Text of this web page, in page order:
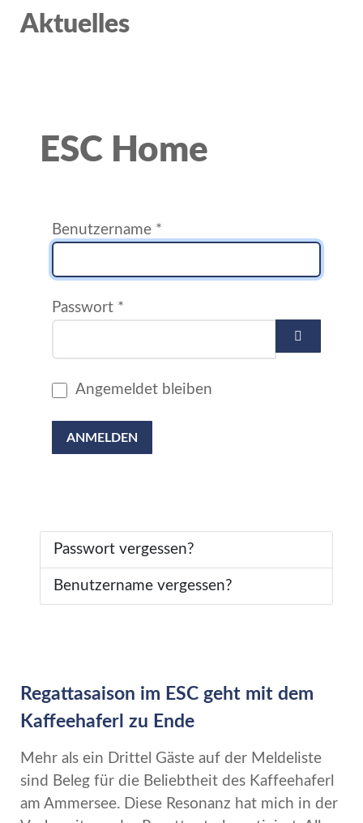
Aktuelles
ESC Home
Benutzername *
Passwort *
Angemeldet bleiben
ANMELDEN
Passwort vergessen?
Benutzername vergessen?
Regattasaison im ESC geht mit dem
Kaffeehaferl zu Ende
Mehr als ein Drittel Gäste auf der Meldeliste
sind Beleg für die Beliebtheit des Kaffeehaferl
am Ammersee. Diese Resonanz hat mich in der